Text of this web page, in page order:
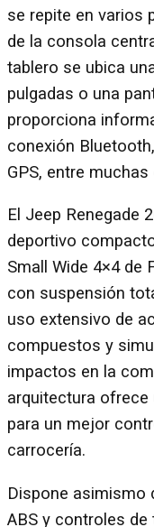
se repite en varios
de la consola
tablero se ubica
pulgadas o una
proporciona
conexión
GPS, entre
El Jeep Renegade
deportivo
Small Wide 4×4 de
con suspensión
uso extensivo de
compuestos y
impactos en la
arquitectura ofrece
para un mejor
carrocería.
Dispone asimismo
ABS y controles